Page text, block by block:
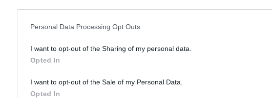
Personal Data Processing Opt Outs
I want to opt-out of the Sharing of my personal data.
Opted In
I want to opt-out of the Sale of my Personal Data.
Opted In